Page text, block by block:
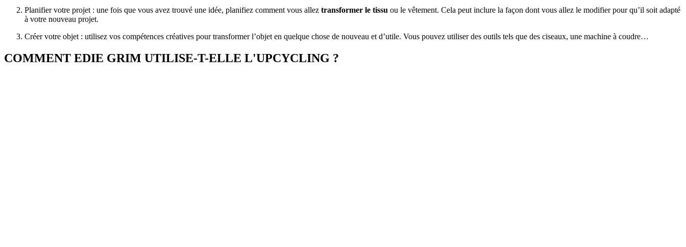
Planifier votre projet : une fois que vous avez trouvé une idée, planifiez comment vous allez transformer le tissu ou le vêtement. Cela peut inclure la façon dont vous allez le modifier pour qu’il soit adapté
à votre nouveau projet.
Créer votre objet : utilisez vos compétences créatives pour transformer l’objet en quelque chose de nouveau et d’utile. Vous pouvez utiliser des outils tels que des ciseaux, une machine à coudre…
COMMENT EDIE GRIM UTILISE-T-ELLE L'UPCYCLING ?